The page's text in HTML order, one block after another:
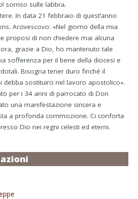
sorriso sulle labbra.
In data 21 febbraio di quest’anno
Arcivescovo: «Nel giorno della mia
proposi di non chiedere mai alcuna
grazie a Dio, ho mantenuto tale
sofferenza per il bene della diocesi e
Bisogna tener duro finché il
debba sostituirci nel lavoro apostolico».
per i 34 anni di parrocato di Don
una manifestazione sincera e
a profonda commozione. Ci conforta
Dio nei regni celesti ed eterni.